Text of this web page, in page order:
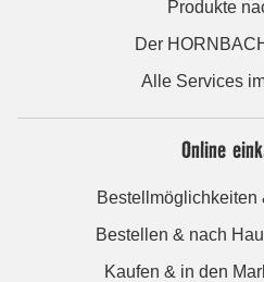
Produkte
Der
Alle Services
Online
Bestellmöglichkeiten
Bestellen & nach
Kaufen & in den